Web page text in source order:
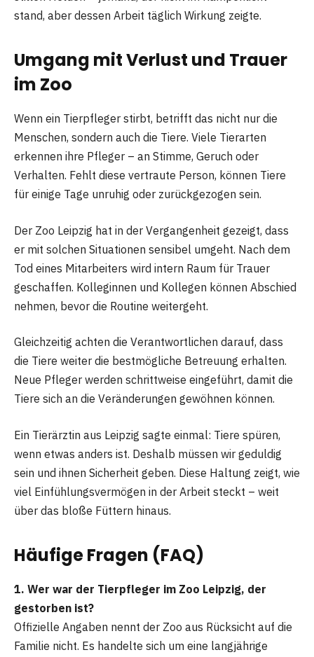
stand, aber dessen Arbeit täglich Wirkung zeigte.
Umgang mit Verlust und Trauer
im Zoo
Wenn ein Tierpfleger stirbt, betrifft das nicht nur die
Menschen, sondern auch die Tiere. Viele Tierarten
erkennen ihre Pfleger – an Stimme, Geruch oder
Verhalten. Fehlt diese vertraute Person, können Tiere
für einige Tage unruhig oder zurückgezogen sein.
Der Zoo Leipzig hat in der Vergangenheit gezeigt, dass
er mit solchen Situationen sensibel umgeht. Nach dem
Tod eines Mitarbeiters wird intern Raum für Trauer
geschaffen. Kolleginnen und Kollegen können Abschied
nehmen, bevor die Routine weitergeht.
Gleichzeitig achten die Verantwortlichen darauf, dass
die Tiere weiter die bestmögliche Betreuung erhalten.
Neue Pfleger werden schrittweise eingeführt, damit die
Tiere sich an die Veränderungen gewöhnen können.
Ein Tierärztin aus Leipzig sagte einmal: Tiere spüren,
wenn etwas anders ist. Deshalb müssen wir geduldig
sein und ihnen Sicherheit geben. Diese Haltung zeigt, wie
viel Einfühlungsvermögen in der Arbeit steckt – weit
über das bloße Füttern hinaus.
Häufige Fragen (FAQ)
1. Wer war der Tierpfleger im Zoo Leipzig, der
gestorben ist?
Offizielle Angaben nennt der Zoo aus Rücksicht auf die
Familie nicht. Es handelte sich um eine langjährige